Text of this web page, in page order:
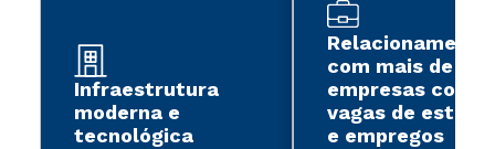
Infraestrutura
moderna e
tecnológica
Relacionamento
com mais de 2
empresas com
vagas de estágio
e empregos